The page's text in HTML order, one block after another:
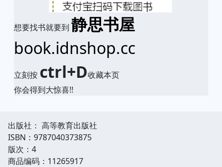
想要找书就要到 静思书屋
book.idnshop.cc
立刻按 ctrl+D收藏本页
你会得到大惊喜!!
出版社： 高等教育出版社
ISBN：9787040373875
版次：4
商品编码：11265917